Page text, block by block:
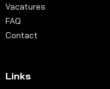
Vacatures
FAQ
Contact
Links